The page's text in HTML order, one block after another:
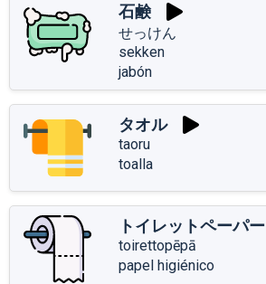
石鹸
せっけん
sekken
jabón
タオル
taoru
toalla
トイレットペーパー
toirettopēpā
papel higiénico